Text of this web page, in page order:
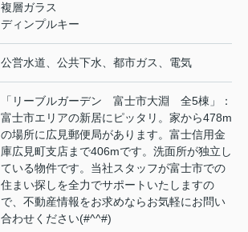
複層ガラス
ディンプルキー
公営水道、公共下水、都市ガス、電気
「リーブルガーデン 富士市大淵 全5棟」：
富士市エリアの新居にピッタリ。家から478m
の場所に広見郵便局があります。富士信用金
庫広見町支店まで406mです。洗面所が独立し
ている物件です。当社スタッフが富士市での
住まい探しを全力でサポートいたしますの
で、不動産情報をお求めならお気軽にお問い
合わせください(#^^#)